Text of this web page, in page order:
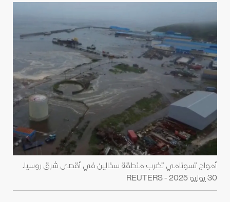
أمواج تسونامي تضرب منطقة سخالين في أقصى شرق روسيا.
30 يوليو 2025 - REUTERS